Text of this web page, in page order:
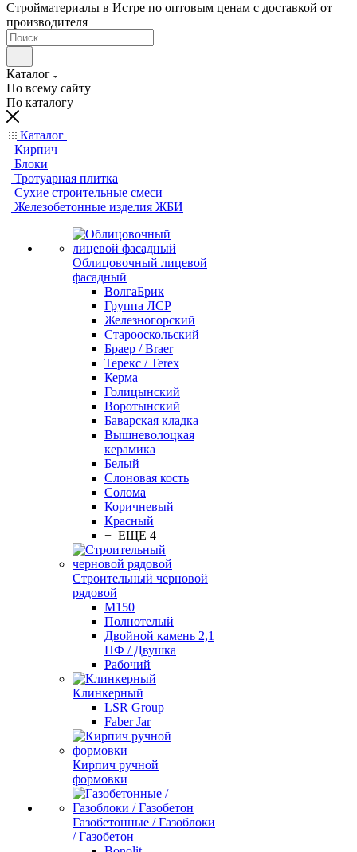
Стройматериалы в Истре по оптовым ценам с доставкой от
производителя
Каталог
По всему сайту
По каталогу
Каталог
Кирпич
Блоки
Тротуарная плитка
Сухие строительные смеси
Железобетонные изделия ЖБИ
Облицовочный лицевой
фасадный
ВолгаБрик
Группа ЛСР
Железногорский
Старооскольский
Браер / Braer
Терекс / Terex
Керма
Голицынский
Воротынский
Баварская кладка
Вышневолоцкая
керамика
Белый
Слоновая кость
Солома
Коричневый
Красный
+ ЕЩЕ 4
Строительный черновой
рядовой
М150
Полнотелый
Двойной камень 2,1
НФ / Двушка
Рабочий
Клинкерный
LSR Group
Faber Jar
Кирпич ручной
формовки
Газобетонные / Газоблоки
/ Газобетон